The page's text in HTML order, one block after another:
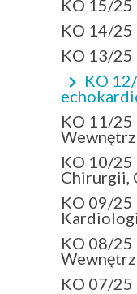
KO 15/25
KO 14/25
KO 13/
KO
KO 11/25
KO 10/25
Chirurgii,
KO 09/25
KO 08/25
KO 07/